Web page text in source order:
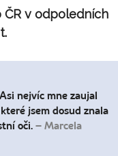
ČR v odpoledních
nejvíc mne zaujal
jsem dosud znala
oči. – Marcela